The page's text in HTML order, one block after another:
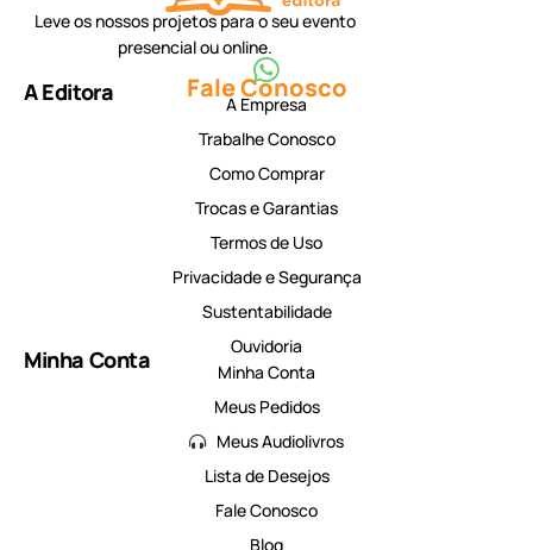
Leve os nossos projetos para o seu evento
presencial ou online.
Fale Conosco
A Editora
A Empresa
Trabalhe Conosco
Como Comprar
Trocas e Garantias
Termos de Uso
Privacidade e Segurança
Sustentabilidade
Ouvidoria
Minha Conta
Minha Conta
Meus Pedidos
Meus Audiolivros
Lista de Desejos
Fale Conosco
Blog